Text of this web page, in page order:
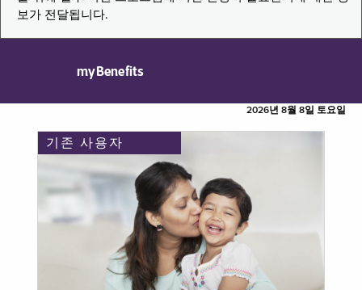
보가 전달됩니다.
myBenefits
2026년 8월 8일 토요일
기존 사용자